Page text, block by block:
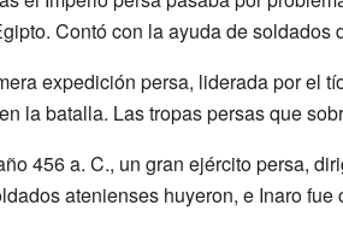
Contó con la ayuda de soldados
expedición persa, liderada por el
la batalla. Las tropas persas que
456 a. C., un gran ejército persa,
atenienses huyeron, e Inaro